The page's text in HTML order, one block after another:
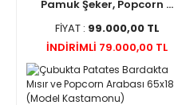
Pamuk Şeker, Popcorn ...
FİYAT : 99.000,00 TL
İNDİRİMLİ 79.000,00 TL